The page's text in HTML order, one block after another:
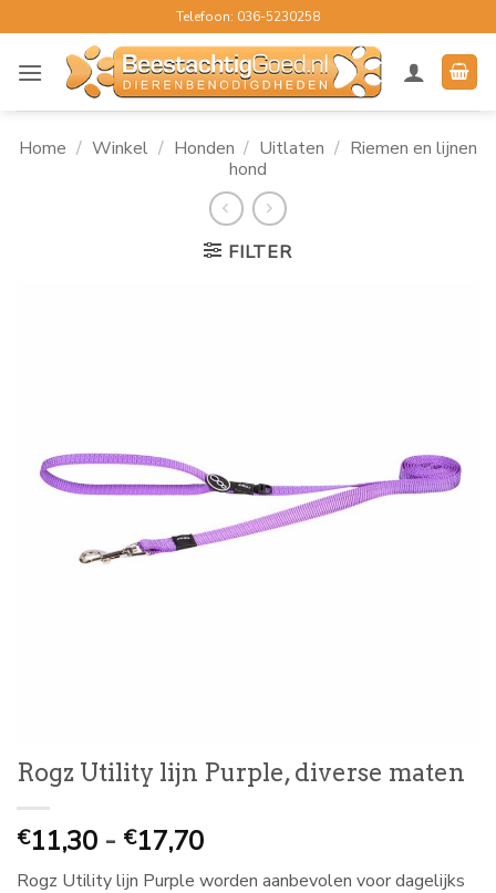
naar
inhoud
Telefoon: 036-5230258
Home / Winkel / Honden / Uitlaten / Riemen en lijnen
hond
FILTER
Rogz Utility lijn Purple, diverse maten
€11,30 - €17,70Prijsklasse:
Rogz Utility lijn Purple worden aanbevolen voor dagelijks